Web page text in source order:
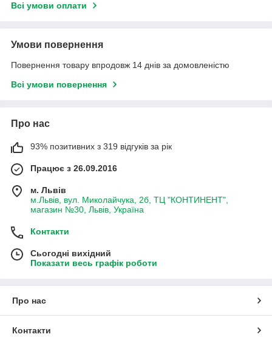
Всі умови оплати
Умови повернення
Повернення товару впродовж 14 днів за домовленістю
Всі умови повернення
Про нас
93% позитивних з 319 відгуків за рік
Працює з 26.09.2016
м. Львів
м.Львів, вул. Миколайчука, 2б, ТЦ "КОНТИНЕНТ",
магазин №30, Львів, Україна
Контакти
Сьогодні вихідний
Показати весь графік роботи
Про нас
Контакти